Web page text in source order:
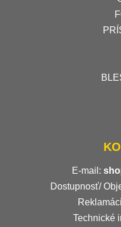
E-mail:
Dostupnosť/
Technické